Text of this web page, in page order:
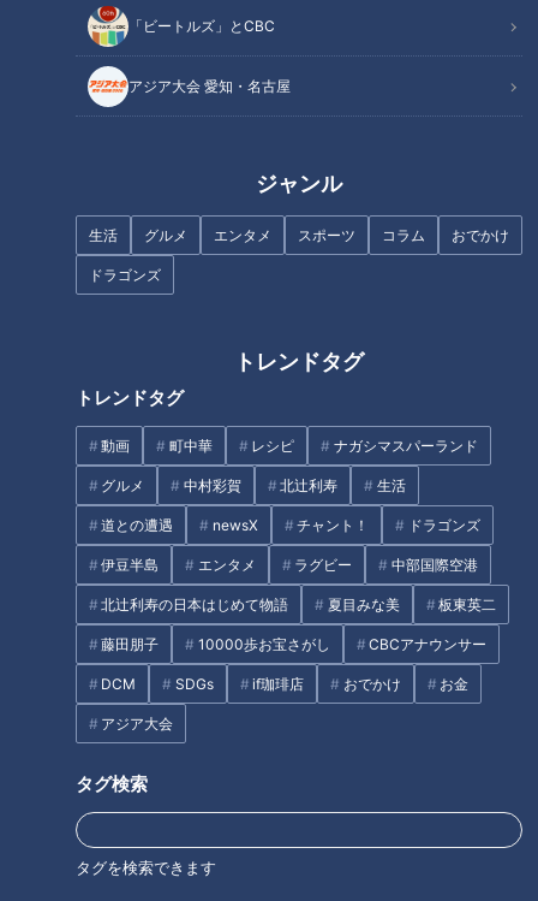
「ビートルズ」とCBC
アジア大会 愛知・名古屋
ジャンル
生活 グルメ エンタメ スポーツ コラム おでかけ
ドラゴンズ
トレンドタグ
トレンドタグ
動画 町中華 レシピ ナガシマスパーランド
グルメ 中村彩賀 北辻利寿 生活
道との遭遇 newsX チャント！ ドラゴンズ
伊豆半島 エンタメ ラグビー 中部国際空港
北辻利寿の日本はじめて物語 夏目みな美 板東英二
藤田朋子 10000歩お宝さがし CBCアナウンサー
DCM SDGs if珈琲店 おでかけ お金
アジア大会
タグ検索
タグを検索できます
大食いグラドル 道の駅㊙︎グルメ
巡り①【道との遭遇】
CBCアナ3人が協力して桑名か
き氷街道を攻略！絶品かき氷を
リレー生中継！
【道マニア】福井・滋賀・京都
｜道の魅力全部盛り！鯖街道の
【道マニア視点】愛知・進むと
突如山に突き当たる道【道との
森の中に眠る神社 険しい参道
を進むと倒壊した建物を発見…
残された数々の謎
エンタメ トンツカタン森本 三上悠亜 恋はロケ中に
オススメ関連コンテンツ